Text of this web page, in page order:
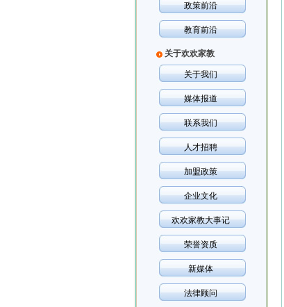
政策前沿
教育前沿
关于欢欢家教
关于我们
媒体报道
联系我们
人才招聘
加盟政策
企业文化
欢欢家教大事记
荣誉资质
新媒体
法律顾问